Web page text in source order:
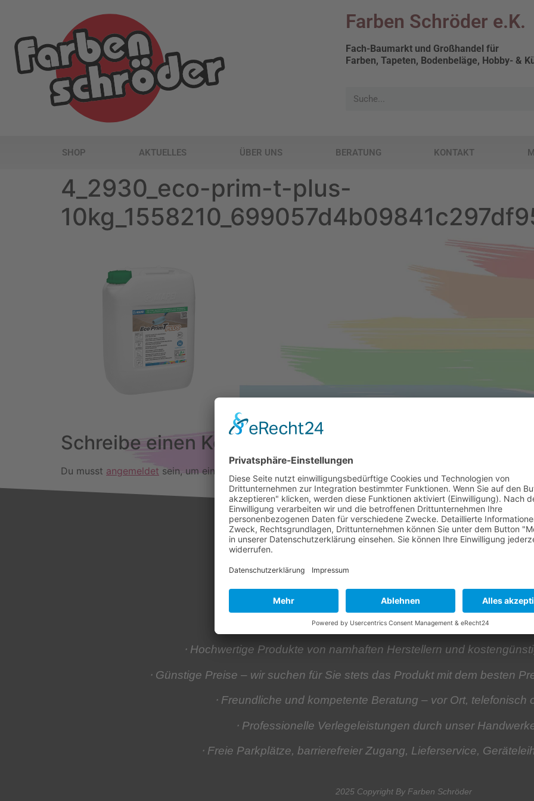
Farben Schröder e.K.
Fach-Baumarkt und Großhandel für
Farben, Tapeten, Bodenbeläge, Hobby- &
SHOP AKTUELLES ÜBER UNS BERATUNG KONTAKT
4_2930_eco-prim-t-plus-
Schreibe einen Kommentar
Du musst angemeldet sein, um einen Kommentar abzugeben.
Der (farben-) freundliche Fach-Baumarkt und Großhandel in
⋅ Hochwertige Produkte von namhaften Herstellern und
⋅ Günstige Preise – wir suchen für Sie stets das Produkt mit dem besten
⋅ Freundliche und kompetente Beratung – vor Ort, telefonisch
⋅ Professionelle Verlegeleistungen durch unser
⋅ Freie Parkplätze, barrierefreier Zugang, Lieferservice,
2025 Copyright By Farben Schröder